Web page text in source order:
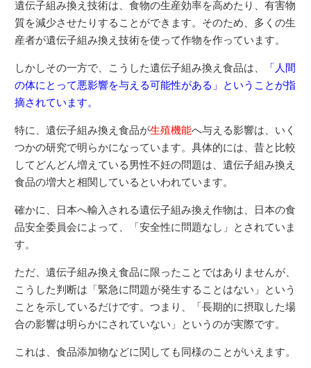
遺伝子組み換え技術は、食物の生産効率を高めたり、有害物
質を減少させたりすることができます。そのため、多くの生
産者が遺伝子組み換え技術を使って作物を作っています。
しかしその一方で、こうした遺伝子組み換え食品は、
「人間
の体にとって悪影響を与える可能性がある」ということが指
摘されています。
特に、遺伝子組み換え食品が生殖機能へ与える影響は、いく
つかの研究で明らかになっています。具体的には、昔と比較
してどんどん増えている男性不妊の問題は、遺伝子組み換え
食品の増大と相関しているといわれています。
確かに、日本へ輸入される遺伝子組み換え作物は、日本の食
品安全委員会によって、「安全性に問題なし」とされていま
す。
ただ、遺伝子組み換え食品に限ったことではありませんが、
こうした判断は「緊急に問題が発生することはない」という
ことを示しているだけです。つまり、「長期的に摂取した場
合の影響は明らかにされていない」というのが実際です。
これは、食品添加物などに関しても同様のことがいえます。